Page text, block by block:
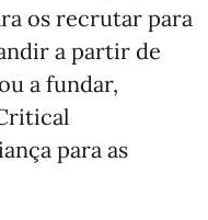
os recrutar para
a partir de
a fundar,
para as